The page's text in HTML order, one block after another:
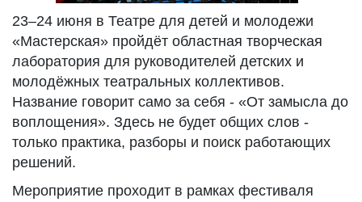
23–24 июня в Театре для детей и молодежи
«Мастерская» пройдёт областная творческая
лаборатория для руководителей детских и
молодёжных театральных коллективов.
Название говорит само за себя - «От замысла до
воплощения». Здесь не будет общих слов -
только практика, разборы и поиск работающих
решений.
Мероприятие проходит в рамках фестиваля